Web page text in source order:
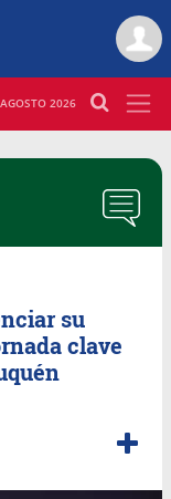
2026
su
clave